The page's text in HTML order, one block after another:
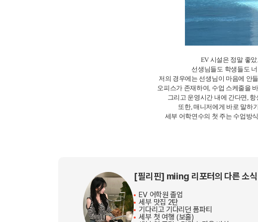
EV 시설은 정말 좋
선생님들도 학생들도
저의 경우에는 선생님이 마음에 안
오피스가 존재하여, 수업 스케줄을
그리고 운영시간 내에 간다면,
또한, 매니저에게 바로 말하
세부 어학연수의 첫 주는 수업방
[필리핀] miing 리포터의 다른 소
EV 어학원 졸업
세부 맛집 2탄
기다리고 기다리던 폼파티
세부 첫 여행 (보홀)